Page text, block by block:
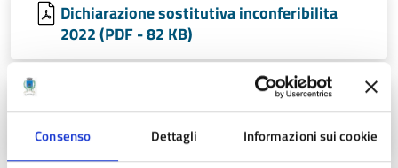
Consenso Dettagli Informazioni sui cookie
Dichiarazione sostitutiva inconferibilita
2022 (PDF - 82 KB)
Dichiarazione sostitutiva incompatibilita